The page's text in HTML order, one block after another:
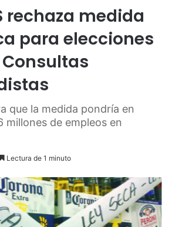
rechaza medida
para elecciones
que la medida pondría en
millones de empleos en
Lectura de 1 minuto